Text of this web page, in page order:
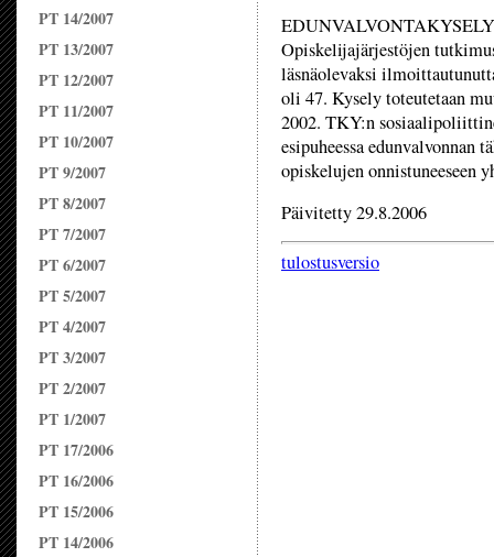
PT 14/2007
PT 13/2007
PT 12/2007
PT 11/2007
PT 10/2007
PT 9/2007
PT 8/2007
PT 7/2007
PT 6/2007
PT 5/2007
PT 4/2007
PT 3/2007
PT 2/2007
PT 1/2007
PT 17/2006
PT 16/2006
PT 15/2006
PT 14/2006
Opiskelijajärjestöjen
läsnäolevaksi
oli 47. Kysely toteutetaan
2002. TKY:n
esipuheessa edunvalvonnan
opiskelujen onnistuneeseen
Päivitetty 29.8.2006
tulostusversio